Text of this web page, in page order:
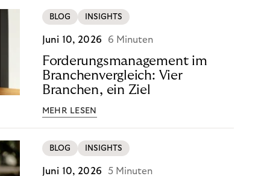
BLOG INSIGHTS
Juni 10, 2026 6 Minuten
Forderungsmanagement im
Branchenvergleich: Vier
Branchen, ein Ziel
MEHR LESEN
BLOG INSIGHTS
Juni 10, 2026 5 Minuten